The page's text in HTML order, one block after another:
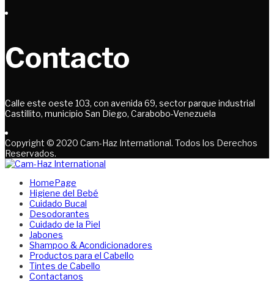
Contacto
Calle este oeste 103, con avenida 69, sector parque industrial
Castillito, municipio San Diego, Carabobo-Venezuela
Copyright © 2020 Cam-Haz International. Todos los Derechos
Reservados.
HomePage
Higiene del Bebé
Cuidado Bucal
Desodorantes
Cuidado de la Piel
Jabones
Shampoo & Acondicionadores
Productos para el Cabello
Tintes de Cabello
Contactanos